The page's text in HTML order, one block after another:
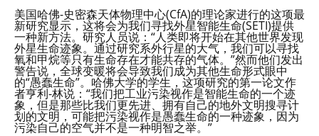
美国哈佛-史密森天体物理中心(CfA)的理论家进行的这项最
新研究显示，这将会为我们寻找外星智能生命(SETI)提供
一种新方法。研究人员说：“人类即将开始在其他世界发现
外星生命迹象。通过研究系外行星的大气，我们可以寻找
氧和甲烷等只有生命存在才能共存的气体。”然而他们发出
警告说，全球变暖将会导致我们成为其他生命形式眼中
的“愚蠢生命”。哈佛大学的学生，这项研究的第一论文作
者亨利-林说：“我们把工业污染视作是智能生命的一个迹
象，但是那些比我们更先进、拥有自己的地外文明搜寻计
划的文明，可能把污染视作是愚蠢生命的一种迹象，因为
污染自己的空气并不是一种明智之举。”